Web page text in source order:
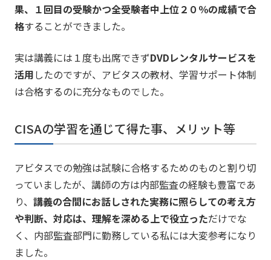
果、１回目の受験かつ全受験者中上位２０％の成績で合
格することができました。
実は講義には１度も出席できずDVDレンタルサービスを
活用したのですが、アビタスの教材、学習サポート体制
は合格するのに充分なものでした。
CISAの学習を通じて得た事、メリット等
アビタスでの勉強は試験に合格するためのものと割り切
っていましたが、講師の方は内部監査の経験も豊富であ
り、 講義の合間にお話しされた実務に照らしての考え方
や判断、対応は、理解を深める上で役立っただけでな
く、内部監査部門に勤務している私には大変参考になり
ました。